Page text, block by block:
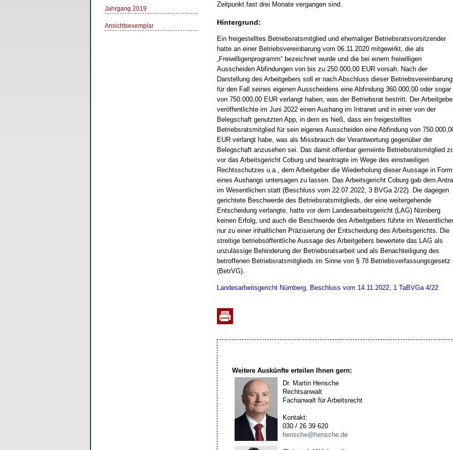
Jahrgang 2019
Ansichtsexemplar
Zeitpunkt fast drei Monate vergangen sind.
Hintergrund:
Ein freigestelltes Betriebsratsmitglied und ehemaliger Betriebsratsvorsitzender
hatte an einer Betriebsvereinbarung vom 06.11.2020 mitgewirkt, die als
„Freiwilligenprogramm“ bezeichnet wurde und die bei einem freiwilligen
Ausscheiden Abfindungen von bis zu 250.000,00 EUR vorsah. Nach der
Darstellung des Arbeitgebers soll er nach Abschluss dieser Betriebsvereinbarung
für den Fall seines eigenen Ausscheidens eine Abfindung 360.000,00 oder sogar
von 750.000,00 EUR verlangt haben, was der Betriebsrat bestritt. Der
veröffentlichte im Juni 2022 einen Aushang im Intranet und in einer von der
Belegschaft genutzten App, in dem es hieß, dass ein freigestelltes
Betriebsratsmitglied für sein eigenes Ausscheiden eine Abfindung von
EUR verlangt habe, was als Missbrauch der Verantwortung gegenüber der
Belegschaft anzusehen sei. Das damit offenbar gemeinte Betriebsratsmitglied
vor das Arbeitsgericht Coburg und beantragte im Wege des einstweiligen
Rechtsschutzes u.a., dem Arbeitgeber die Wiederholung dieser Aussage in Form
eines Aushangs untersagen zu lassen. Das Arbeitsgericht Coburg gab dem
im Wesentlichen statt (Beschluss vom 22.07.2022, 3 BVGa 2/22). Die dagegen
gerichtete Beschwerde des Betriebsratsmitglieds, der eine weitergehende
Entscheidung verlangte, hatte vor dem Landesarbeitsgericht (LAG) Nürnberg
keinen Erfolg, und auch die Beschwerde des Arbeitgebers führte im
nur zu einer inhaltlichen Präzisierung der Entscheidung des Arbeitsgerichts. Die
streitige betriebsöffentliche Aussage des Arbeitgebers bewertete das LAG als
unzulässige Behinderung der Betriebsratsarbeit und als Benachteiligung des
betroffenen Betriebsratsmitglieds im Sinne von § 78 Betriebsverfassungsgesetz
(BetrVG).
Landesarbeitsgericht Nürnberg, Beschluss vom 14.11.2022, 1 TaBVGa 4/22
Weitere Auskünfte erteilen Ihnen gern:
Dr. Martin Hensche
Rechtsanwalt
Fachanwalt für Arbeitsrecht
Kontakt:
030 / 26 39 620
hensche@hensche.de